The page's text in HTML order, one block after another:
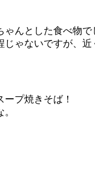
んとした食べ物で
ゃないですが、
プ焼きそば！